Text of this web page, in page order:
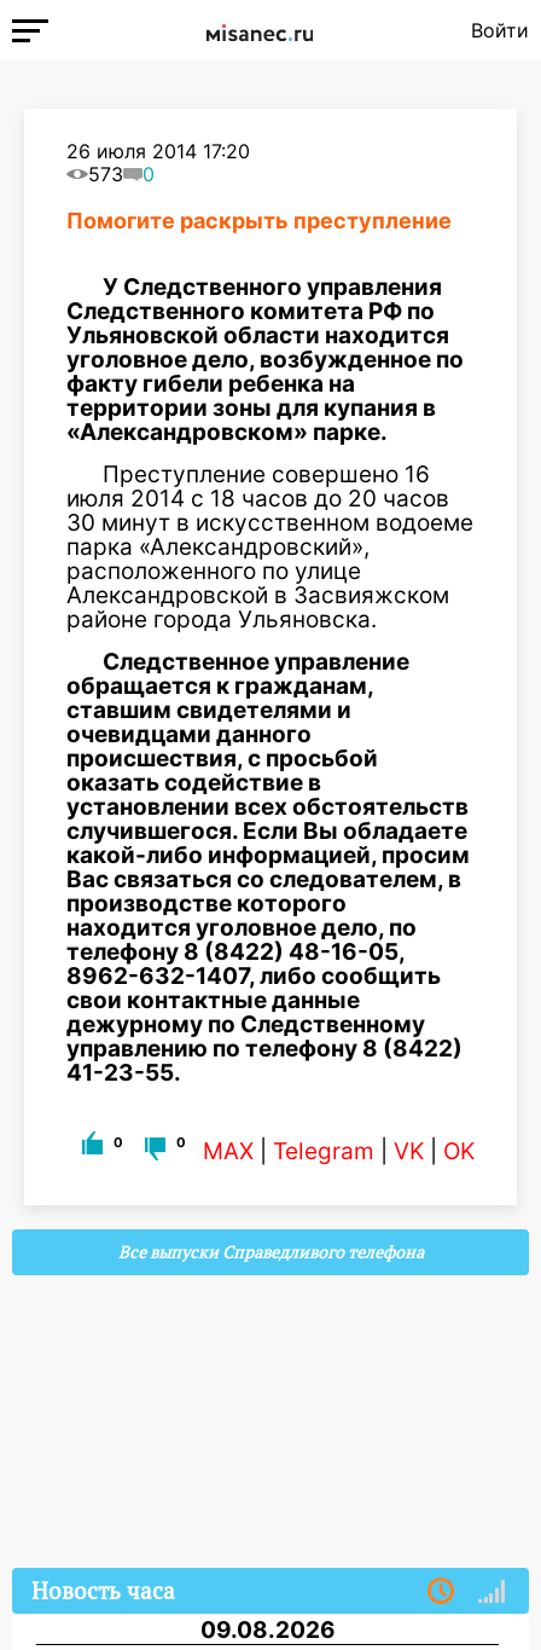
Войти
26 июля 2014 17:20
573
0
Помогите раскрыть преступление
У Следственного управления
Следственного комитета РФ по
Ульяновской области находится
уголовное дело, возбужденное по
факту гибели ребенка на
территории зоны для купания в
«Александровском» парке.
Преступление совершено 16
июля 2014 с 18 часов до 20 часов
30 минут в искусственном водоеме
парка «Александровский»,
расположенного по улице
Александровской в Засвияжском
районе города Ульяновска.
Следственное управление
обращается к гражданам,
ставшим свидетелями и
очевидцами данного
происшествия, с просьбой
оказать содействие в
установлении всех обстоятельств
случившегося. Если Вы обладаете
какой-либо информацией, просим
Вас связаться со следователем, в
производстве которого
находится уголовное дело, по
телефону 8 (8422) 48-16-05,
8962-632-1407, либо сообщить
свои контактные данные
дежурному по Следственному
управлению по телефону 8 (8422)
41-23-55.
0 0 MAX Telegram VK OK
Все выпуски Справедливого телефона
Новость часа
09.08.2026